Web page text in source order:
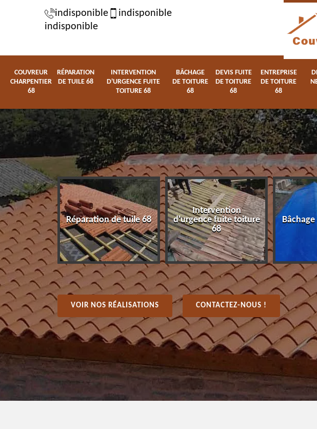
indisponible
indisponible
indisponible
COUVREUR
CHARPENTIER
68
RÉPARATION
DE TUILE 68
INTERVENTION
D'URGENCE FUITE
TOITURE 68
BÂCHAGE
DE TOITURE
68
DEVIS FUITE
DE TOITURE
68
ENTREPRISE
DE TOITURE
68
Réparation de tuile 68
Intervention
d'urgence fuite toiture
68
VOIR NOS RÉALISATIONS CONTACTEZ-NOUS !